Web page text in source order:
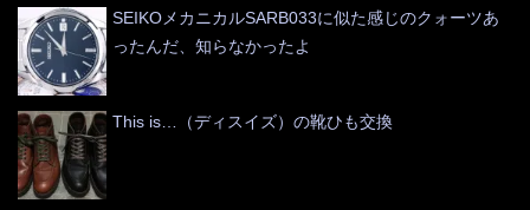
SEIKOメカニカルSARB033に似た感じのクォーツあ
ったんだ、知らなかったよ
This is…（ディスイズ）の靴ひも交換